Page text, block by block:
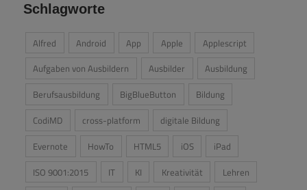
Schlagworte
Alfred Android App Apple
Applescript
Aufgaben von Ausbildern
Ausbilder
Ausbildung
Berufsausbildung
BigBlueButton
Bildung
CodiMD
cross-platform
digitale Bildung
Evernote
HowTo HTML5 iOS
iPad
ISO 9001:2015
IT KI Kreativität
Lehren